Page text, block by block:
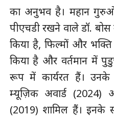
का अनुभव है। महान
पीएचडी रखने वाले डॉ. बोस
किया है, फिल्मों और
किया है और वर्तमान में
रूप में कार्यरत हैं। उनके
म्यूज़िक अवार्ड (2024)
(2019) शामिल हैं। इनके